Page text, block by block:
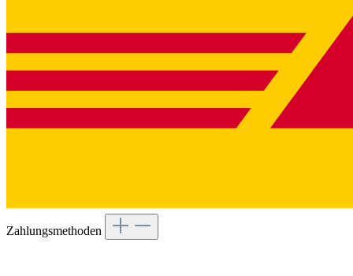
Zahlungsmethoden